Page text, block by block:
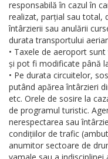
responsabilă în cazul în
realizat, parțial sau total,
întârzierii sau anulării
durata transportului
• Taxele de aeroport
și pot fi modificate până
• Pe durata circuitelor,
putând apărea întârzieri
etc. Orele de sosire la
de programul turistic.
nerespectarea sau
condițiilor de trafic
anumitor sectoare de